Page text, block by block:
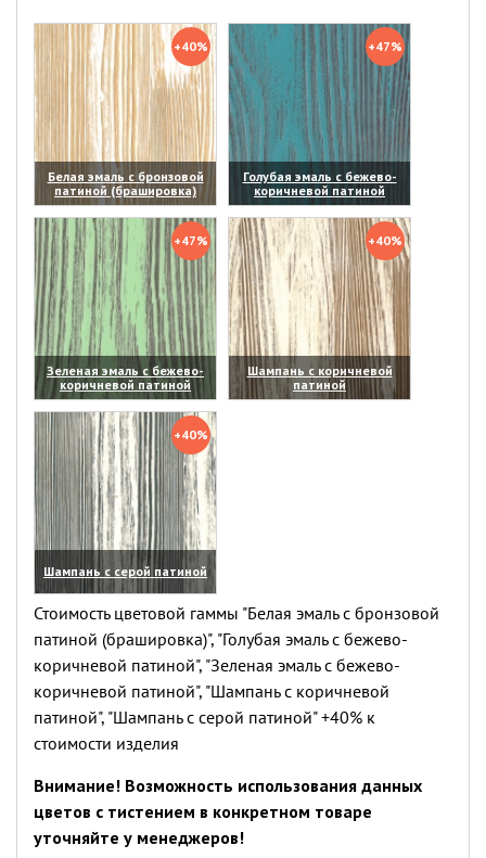
+40%
Белая эмаль с бронзовой
патиной (брашировка)
(увеличить)
+47%
Голубая эмаль с бежево-
коричневой патиной
(увеличить)
+47%
Зеленая эмаль с бежево-
коричневой патиной
(увеличить)
+40%
Шампань с коричневой
патиной
(увеличить)
+40%
Шампань с серой патиной
(увеличить)
Стоимость цветовой гаммы "Белая эмаль с бронзовой
патиной (брашировка)", "Голубая эмаль с бежево-
коричневой патиной", "Зеленая эмаль с бежево-
коричневой патиной", "Шампань с коричневой
патиной", "Шампань с серой патиной" +40% к
стоимости изделия
Внимание! Возможность использования данных
цветов с тистением в конкретном товаре
уточняйте у менеджеров!